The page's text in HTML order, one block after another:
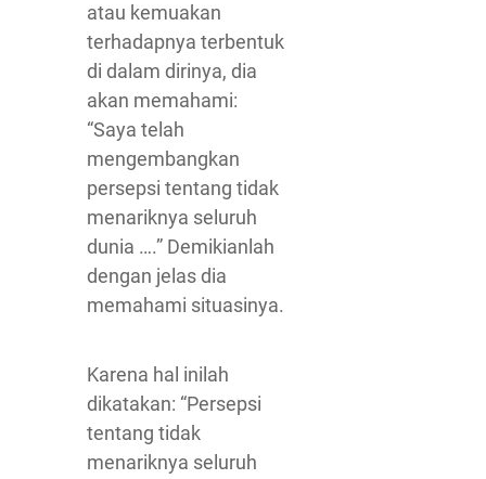
atau kemuakan
terhadapnya terbentuk
di dalam dirinya, dia
akan memahami:
“Saya telah
mengembangkan
persepsi tentang tidak
menariknya seluruh
dunia ….” Demikianlah
dengan jelas dia
memahami situasinya.
Karena hal inilah
dikatakan: “Persepsi
tentang tidak
menariknya seluruh